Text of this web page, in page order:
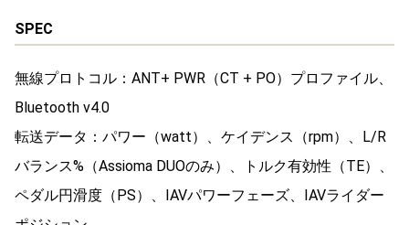
SPEC
無線プロトコル：ANT+ PWR（CT + PO）プロファイル、
Bluetooth v4.0
転送データ：パワー（watt）、ケイデンス（rpm）、L/R
バランス%（Assioma DUOのみ）、トルク有効性（TE）、
ペダル円滑度（PS）、IAVパワーフェーズ、IAVライダー